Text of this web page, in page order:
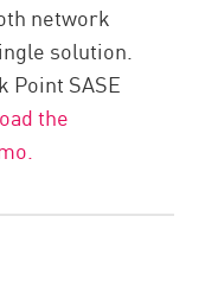
network
solution.
Point SASE
the